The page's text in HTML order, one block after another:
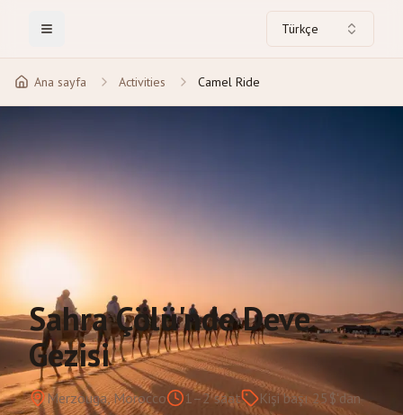
Toggle Menu Türkçe
Ana sayfa Activities Camel Ride
Sahra Çölü'nde Deve
Gezisi
Merzouga, Morocco 1–2 saat Kişi başı 25$'dan